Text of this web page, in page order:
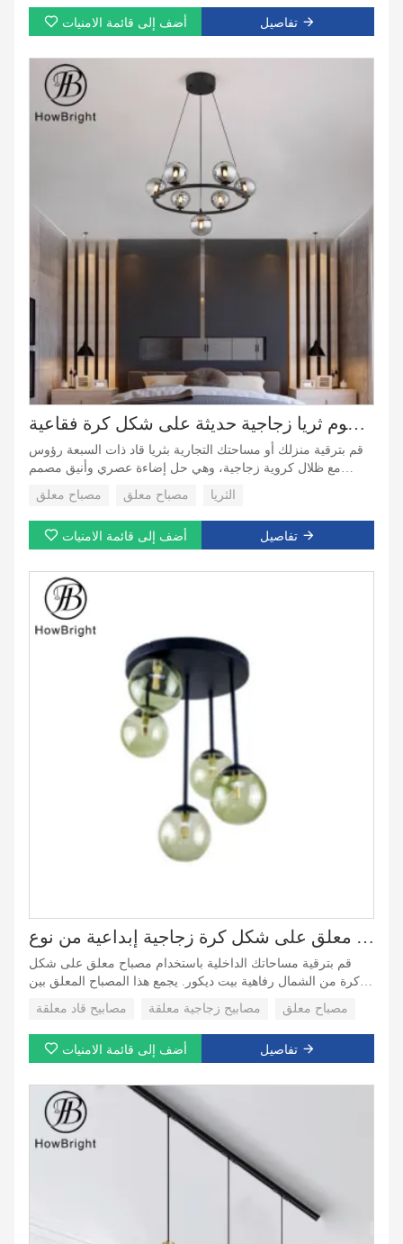
الممتازة وتقنية قاد الموفرة للطاقة، تعد هذه الثريا حلاً مثاليًا للإضاءة
أضف إلى قائمة الامنيات تفاصيل
ثريا قاد ذات 7 رؤوس ثريا زجاجية على شكل كرة فقاعية مرصعة بالنجوم ثريا زجاجية حديثة على شكل كرة فقاعية
قم بترقية منزلك أو مساحتك التجارية بثريا قاد ذات السبعة رؤوس
مع ظلال كروية زجاجية، وهي حل إضاءة عصري وأنيق مصمم
الجمالية الأنيقة والبسيطة والإضاءة عالية الأداء، مما يجعلها الخيار
الأمثل لمناطق تناول الطعام وغرف المعيشة وغرف النوم أو حتى
المساحات التجارية الراقية مثل المطاعم والمحلات التجارية
مصباح معلق مصباح معلق الثريا
أضف إلى قائمة الامنيات تفاصيل
مصباح معلق على شكل كرة زجاجية إبداعية من نوع G9 قاد للمطاعم والبار
قم بترقية مساحاتك الداخلية باستخدام مصباح معلق على شكل
كرة من الشمال رفاهية بيت ديكور. يجمع هذا المصباح المعلق بين
للمنازل الحديثة والمعاصرة. تصميمه متعدد الاستخدامات يجعله
مثاليًا لغرف الطعام وغرف المعيشة وغرف النوم وحتى المساحات
التجارية مثل المقاهي والمتاجر البوتيك. يوفر الشكل الكروي الأنيق،
ملاذ أنيق.
مصابيح قاد معلقة مصابيح زجاجية معلقة مصباح معلق
أضف إلى قائمة الامنيات تفاصيل